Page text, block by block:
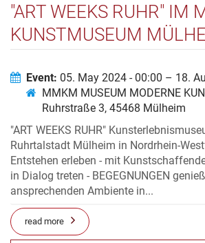
"ART WEEKS RUHR" IM
KUNSTMUSEUM
Event: 05. May 2024 - 00:00 – 18.
MMKM MUSEUM MODERNE
Ruhrstraße 3, 45468 Mülheim
"ART WEEKS RUHR"
Ruhrtalstadt Mülheim in Nordrhein-
Entstehen erleben - mit
in Dialog treten - BEGEGNUNGEN
ansprechenden Ambiente in...
read more